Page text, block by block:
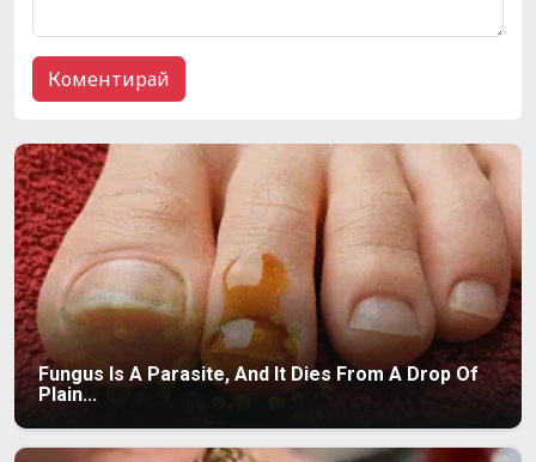
Fungus Is A Parasite, And It Dies From A Drop Of
Plain...